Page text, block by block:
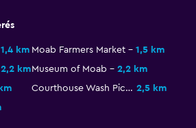
1,4 km Moab Farmers Market
1,5 km
2,2 kmMuseum of Moab
2,2 km
Courthouse Wash Pictographs 2,5 km